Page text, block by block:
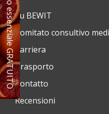
Olio essenziale GRATUITOSu BEWIT
Comitato consultivo
Carriera
Trasporto
Contatto
Recensioni